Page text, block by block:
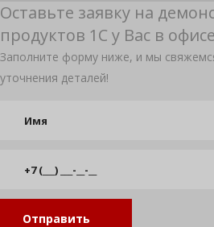
Оставьте заявку на
продуктов 1С у Вас в
Заполните форму ниже, и мы
уточнения деталей!
Отправить